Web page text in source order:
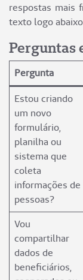
respostas mais
texto logo
Perguntas
Pergunta
Estou criando
um novo
formulário,
planilha ou
sistema que
coleta
informações de
pessoas?
Vou
compartilhar
dados de
beneficiários,